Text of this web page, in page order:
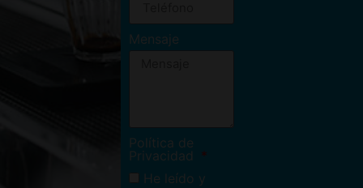
Mensaje
Política de
Privacidad
He leído y